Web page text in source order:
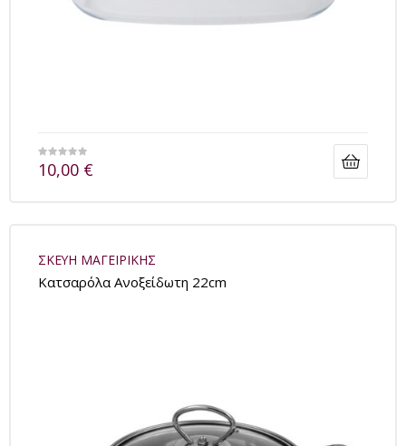
10,00 €
ΣΚΕΥΗ ΜΑΓΕΙΡΙΚΗΣ
Kατσαρόλα Ανοξείδωτη 22cm